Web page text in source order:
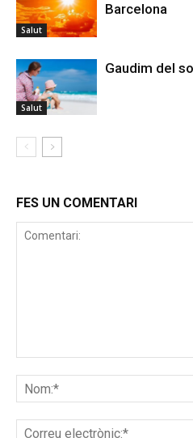
Salut
Barcelona
Salut
Gaudim del
FES UN COMENTARI